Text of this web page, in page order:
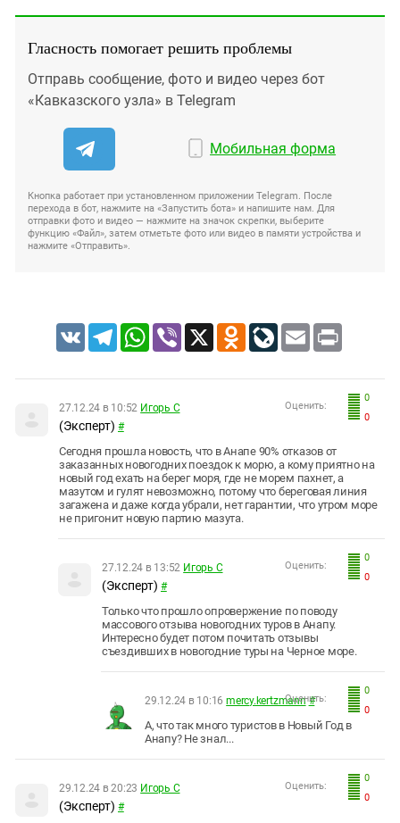
Гласность помогает решить проблемы
Отправь сообщение, фото и видео через бот
«Кавказского узла» в Telegram
Мобильная форма
Кнопка работает при установленном приложении Telegram. После
перехода в бот, нажмите на «Запустить бота» и напишите нам. Для
отправки фото и видео — нажмите на значок скрепки, выберите
функцию «Файл», затем отметьте фото или видео в памяти устройства и
нажмите «Отправить».
VK TelegramWhatsApp
Viber X Odnoklassniki
LiveJournal
Email Print
0
0
Оценить:
27.12.24 в 10:52 Игорь С
(Эксперт) #
Сегодня прошла новость, что в Анапе 90% отказов от
заказанных новогодних поездок к морю, а кому приятно на
новый год ехать на берег моря, где не морем пахнет, а
мазутом и гулят невозможно, потому что береговая линия
загажена и даже когда убрали, нет гарантии, что утром море
не пригонит новую партию мазута.
0
0
Оценить:
27.12.24 в 13:52 Игорь С
(Эксперт) #
Только что прошло опровержение по поводу
массового отзыва новогодних туров в Анапу.
Интересно будет потом почитать отзывы
съездивших в новогодние туры на Черное море.
0
0
Оценить:
29.12.24 в 10:16 mercy.kertzmann #
А, что так много туристов в Новый Год в
Анапу? Не знал...
0
0
Оценить:
29.12.24 в 20:23 Игорь С
(Эксперт) #